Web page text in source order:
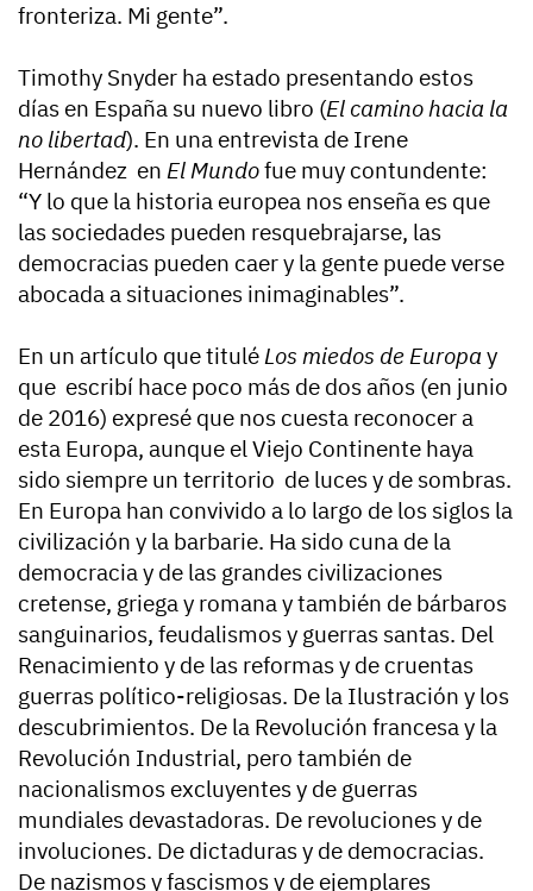
fronteriza. Mi gente”.
Timothy Snyder ha estado presentando estos
días en España su nuevo libro (El camino hacia la
no libertad). En una entrevista de Irene
Hernández en El Mundofue muy contundente:
“Y lo que la historia europea nos enseña es que
las sociedades pueden resquebrajarse, las
democracias pueden caer y la gente puede verse
abocada a situaciones inimaginables”.
En un artículo que tituléLos miedos de Europa y
que escribí hace poco más de dos años (en junio
de 2016) expresé que nos cuesta reconocer a
esta Europa, aunque el Viejo Continente haya
sido siempre un territorio de luces y de sombras.
En Europa han convivido a lo largo de los siglos la
civilización y la barbarie. Ha sido cuna de la
democracia y de las grandes civilizaciones
cretense, griega y romana y también de bárbaros
sanguinarios, feudalismos y guerras santas. Del
Renacimiento y de las reformas y de cruentas
guerras político-religiosas. De la Ilustración y los
descubrimientos. De la Revolución francesa y la
Revolución Industrial, pero también de
nacionalismos excluyentes y de guerras
mundiales devastadoras. De revoluciones y de
involuciones. De dictaduras y de democracias.
De nazismos y fascismos y de ejemplares